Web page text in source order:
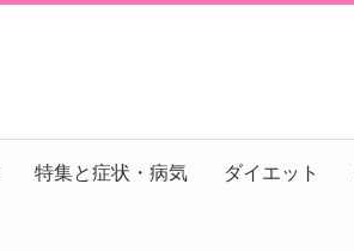
特集と症状・病気 ダイエット